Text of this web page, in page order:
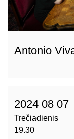
Antonio
2024 08 07
Trečiadienis
19.30